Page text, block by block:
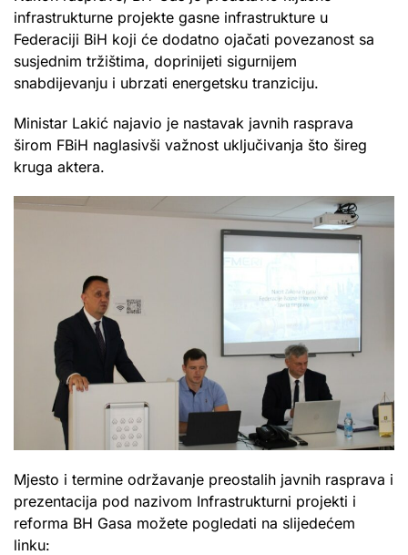
infrastrukturne projekte gasne infrastrukture u
Federaciji BiH koji će dodatno ojačati povezanost sa
susjednim tržištima, doprinijeti sigurnijem
snabdijevanju i ubrzati energetsku tranziciju.
Ministar Lakić najavio je nastavak javnih rasprava
širom FBiH naglasivši važnost uključivanja što šireg
kruga aktera.
Mjesto i termine održavanje preostalih javnih rasprava i
prezentacija pod nazivom Infrastrukturni projekti i
reforma BH Gasa možete pogledati na slijedećem
linku: